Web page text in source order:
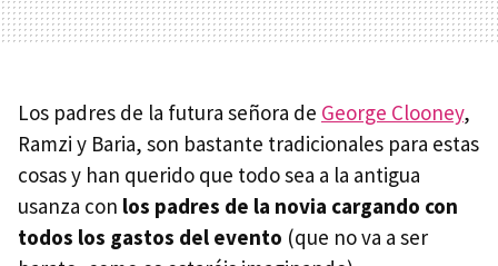
Los padres de la futura señora de George Clooney,
Ramzi y Baria, son bastante tradicionales para estas
cosas y han querido que todo sea a la antigua
usanza con los padres de la novia cargando con
todos los gastos del evento (que no va a ser